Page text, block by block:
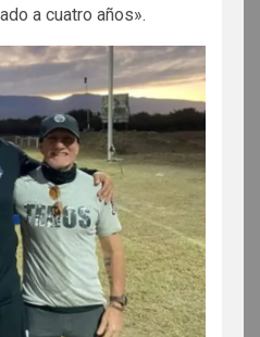
a cuatro años».